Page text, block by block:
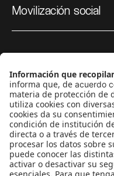
Movilización social
Podcasts
Ediciones especiales
Proyectos 070
SÍGUENOS